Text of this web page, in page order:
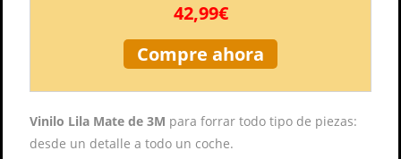
42,99€
Compre ahora
Vinilo Lila Mate de 3M para forrar todo tipo de piezas:
desde un detalle a todo un coche.